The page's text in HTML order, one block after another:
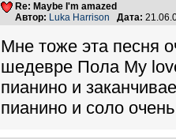
Re: Maybe I'm amazed
Автор: Luka Harrison Дата:
Мне тоже эта песня
шедевре Пола My
пианино и
пианино и соло